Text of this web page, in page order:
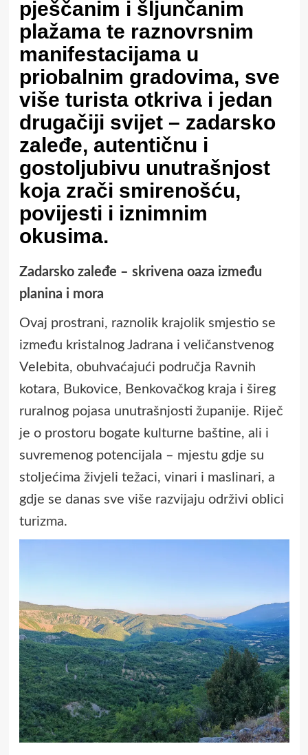
pješčanim i šljunčanim
plažama te raznovrsnim
manifestacijama u
priobalnim gradovima, sve
više turista otkriva i jedan
drugačiji svijet – zadarsko
zaleđe, autentičnu i
gostoljubivu unutrašnjost
koja zrači smirenošću,
povijesti i iznimnim
okusima.
Zadarsko zaleđe – skrivena oaza između
planina i mora
Ovaj prostrani, raznolik krajolik smjestio se
između kristalnog Jadrana i veličanstvenog
Velebita, obuhvaćajući područja Ravnih
kotara, Bukovice, Benkovačkog kraja i šireg
ruralnog pojasa unutrašnjosti županije. Riječ
je o prostoru bogate kulturne baštine, ali i
suvremenog potencijala – mjestu gdje su
stoljećima živjeli težaci, vinari i maslinari, a
gdje se danas sve više razvijaju održivi oblici
turizma.